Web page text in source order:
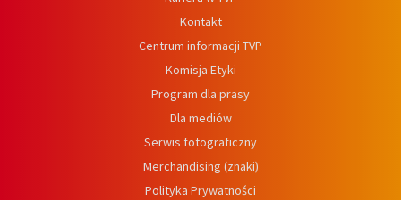
Kontakt
Centrum informacji TVP
Komisja Etyki
Program dla prasy
Dla mediów
Serwis fotograficzny
Merchandising (znaki)
Polityka Prywatności